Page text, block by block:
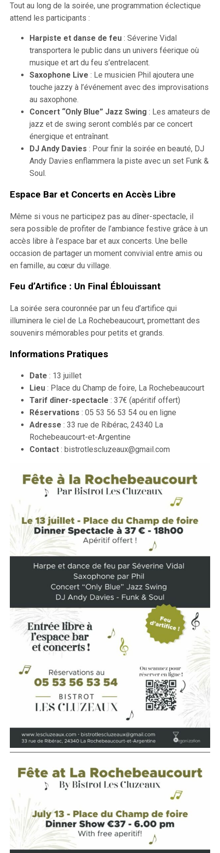
Tout au long de la soirée, une programmation éclectique
attend les participants :
Harpiste et danse de feu : Séverine Vidal
transportera le public dans un univers féerique où
musique et art du feu s’entrelacent.
Saxophone Live : Le musicien Phil ajoutera une
touche jazzy à l’événement avec des improvisations
au saxophone.
Concert “Only Blue” Jazz Swing : Les amateurs de
jazz et de swing seront comblés par ce concert
énergique et entraînant.
DJ Andy Davies : Pour finir la soirée en beauté, DJ
Andy Davies enflammera la piste avec un set Funk &
Soul.
Espace Bar et Concerts en Accès Libre
Même si vous ne participez pas au dîner-spectacle, il
sera possible de profiter de l’ambiance festive grâce à un
accès libre à l’espace bar et aux concerts. Une belle
occasion de partager un moment convivial entre amis ou
en famille, au cœur du village.
Feu d’Artifice : Un Final Éblouissant
La soirée sera couronnée par un feu d’artifice qui
illuminera le ciel de La Rochebeaucourt, promettant des
souvenirs mémorables pour petits et grands.
Informations Pratiques
Date : 13 juillet
Lieu : Place du Champ de foire, La Rochebeaucourt
Tarif dîner-spectacle : 37€ (apéritif offert)
Réservations : 05 53 56 53 54 ou en ligne
Adresse : 33 rue de Ribérac, 24340 La
Rochebeaucourt-et-Argentine
Contact : bistrotlescluzeaux@gmail.com